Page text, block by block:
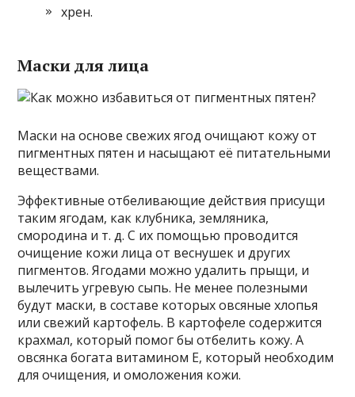
хрен.
Маски для лица
Маски на основе свежих ягод очищают кожу от
пигментных пятен и насыщают её питательными
веществами.
Эффективные отбеливающие действия присущи
таким ягодам, как клубника, земляника,
смородина и т. д. С их помощью проводится
очищение кожи лица от веснушек и других
пигментов. Ягодами можно удалить прыщи, и
вылечить угревую сыпь. Не менее полезными
будут маски, в составе которых овсяные хлопья
или свежий картофель. В картофеле содержится
крахмал, который помог бы отбелить кожу. А
овсянка богата витамином Е, который необходим
для очищения, и омоложения кожи.